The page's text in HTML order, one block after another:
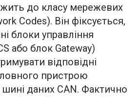
до класу мережевих
Codes). Він фіксується,
блоки управління
або блок Gateway)
відповідні
пристрою
даних CAN. Фактично